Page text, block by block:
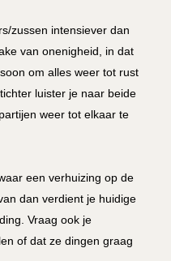
zussen intensiever dan
van onenigheid, in dat
om alles weer tot rust
luister je naar beide
weer tot elkaar te
een verhuizing op de
dan verdient je huidige
Vraag ook je
of dat ze dingen graag